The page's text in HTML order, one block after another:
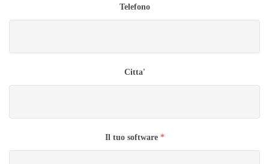
Telefono
Citta'
Il tuo software *